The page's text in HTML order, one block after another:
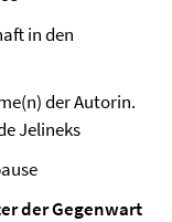
in den
der Autorin.
Jelineks
der Gegenwart